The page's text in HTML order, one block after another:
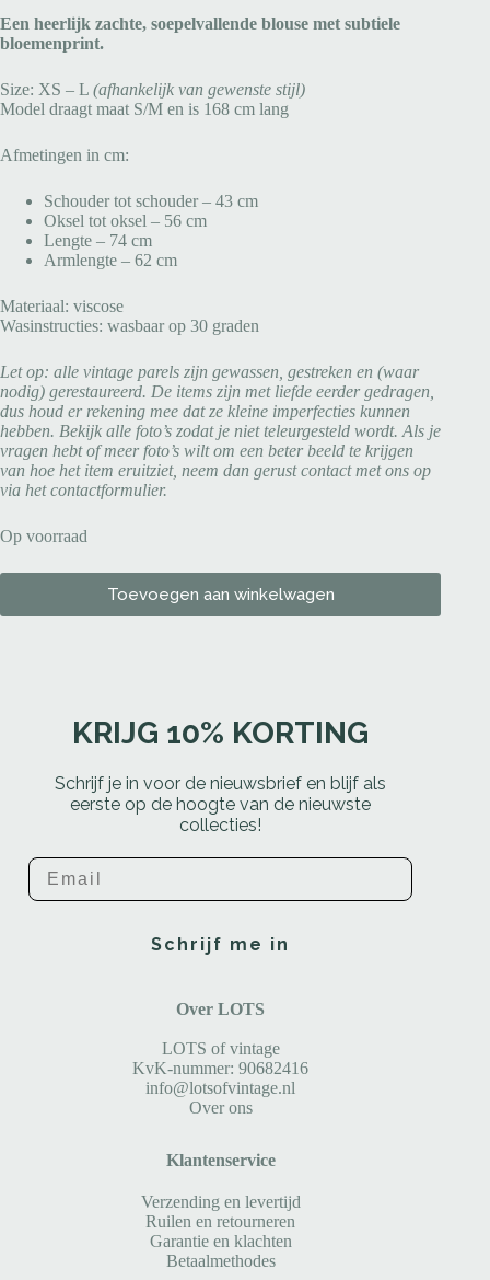
Een heerlijk zachte, soepelvallende blouse met subtiele
bloemenprint.
Size: XS – L (afhankelijk van gewenste stijl)
Model draagt maat S/M en is 168 cm lang
Afmetingen in cm:
Schouder tot schouder – 43 cm
Oksel tot oksel – 56 cm
Lengte – 74 cm
Armlengte – 62 cm
Materiaal: viscose
Wasinstructies: wasbaar op 30 graden
Let op: alle vintage parels zijn gewassen, gestreken en (waar
nodig) gerestaureerd. De items zijn met liefde eerder gedragen,
dus houd er rekening mee dat ze kleine imperfecties kunnen
hebben. Bekijk alle foto’s zodat je niet teleurgesteld wordt. Als je
vragen hebt of meer foto’s wilt om een beter beeld te krijgen
van hoe het item eruitziet, neem dan gerust contact met ons op
via het contactformulier.
Op voorraad
Toevoegen aan winkelwagen
KRIJG 10% KORTING
Schrijf je in voor de nieuwsbrief en blijf als
eerste op de hoogte van de nieuwste
collecties!
Email
Schrijf me in
Over LOTS
LOTS of vintage
KvK-nummer: 90682416
info@lotsofvintage.nl
Over ons
Klantenservice
Verzending en levertijd
Ruilen en retourneren
Garantie en klachten
Betaalmethodes